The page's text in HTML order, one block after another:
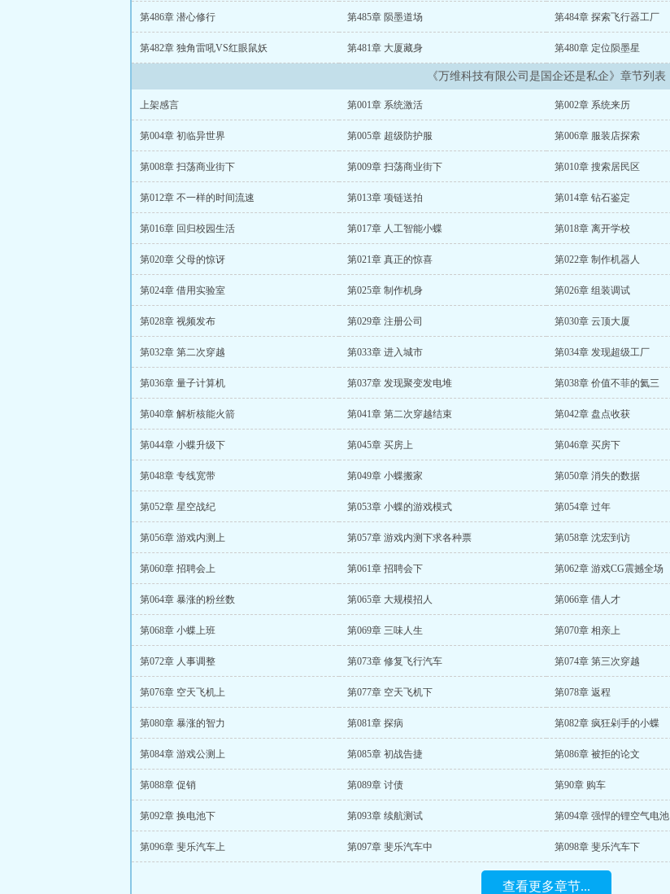
第486章 潜心修行 第485章 陨墨道场 第484章 探索飞行器工厂
第482章 独角雷吼VS红眼鼠妖 第481章 大厦藏身 第480章 定位陨墨星
《万维科技有限公司是国企还是私企》章节列表
上架感言 第001章 系统激活 第002章 系统来历
第004章 初临异世界 第005章 超级防护服 第006章 服装店探索
第008章 扫荡商业街下 第009章 扫荡商业街下 第010章 搜索居民区
第012章 不一样的时间流速 第013章 项链送拍 第014章 钻石鉴定
第016章 回归校园生活 第017章 人工智能小蝶 第018章 离开学校
第020章 父母的惊讶 第021章 真正的惊喜 第022章 制作机器人
第024章 借用实验室 第025章 制作机身 第026章 组装调试
第028章 视频发布 第029章 注册公司 第030章 云顶大厦
第032章 第二次穿越 第033章 进入城市 第034章 发现超级工厂
第036章 量子计算机 第037章 发现聚变发电堆 第038章 价值不菲的氦三
第040章 解析核能火箭 第041章 第二次穿越结束 第042章 盘点收获
第044章 小蝶升级下 第045章 买房上 第046章 买房下
第048章 专线宽带 第049章 小蝶搬家 第050章 消失的数据
第052章 星空战纪 第053章 小蝶的游戏模式 第054章 过年
第056章 游戏内测上 第057章 游戏内测下求各种票 第058章 沈宏到访
第060章 招聘会上 第061章 招聘会下 第062章 游戏CG震撼全场
第064章 暴涨的粉丝数 第065章 大规模招人 第066章 借人才
第068章 小蝶上班 第069章 三味人生 第070章 相亲上
第072章 人事调整 第073章 修复飞行汽车 第074章 第三次穿越
第076章 空天飞机上 第077章 空天飞机下 第078章 返程
第080章 暴涨的智力 第081章 探病 第082章 疯狂剁手的小蝶
第084章 游戏公测上 第085章 初战告捷 第086章 被拒的论文
第088章 促销 第089章 讨债 第90章 购车
第092章 换电池下 第093章 续航测试 第094章 强悍的锂空气电池
第096章 斐乐汽车上 第097章 斐乐汽车中 第098章 斐乐汽车下
查看更多章节...